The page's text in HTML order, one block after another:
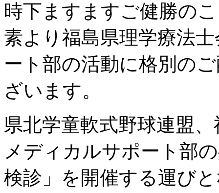
時下ますますご健勝の
素より福島県理学療法
ート部の活動に格別の
ざいます。
県北学童軟式野球連盟
メディカルサポート部
検診」を開催する運び